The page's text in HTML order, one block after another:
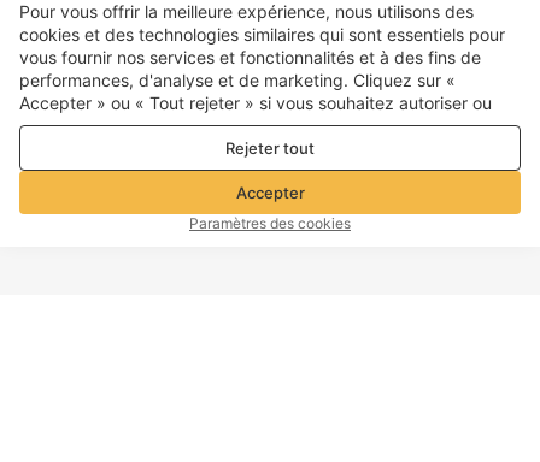
Pour vous offrir la meilleure expérience, nous utilisons des
cookies et des technologies similaires qui sont essentiels pour
vous fournir nos services et fonctionnalités et à des fins de
performances, d'analyse et de marketing. Cliquez sur «
Accepter » ou « Tout rejeter » si vous souhaitez autoriser ou
refuser tout. cookies à des fins de performance, d’analyse et
de marketing. Pour plus de détails, consultez notre
confidentialité et de cookies
Rejeter tout
Accepter
Paramètres des cookies